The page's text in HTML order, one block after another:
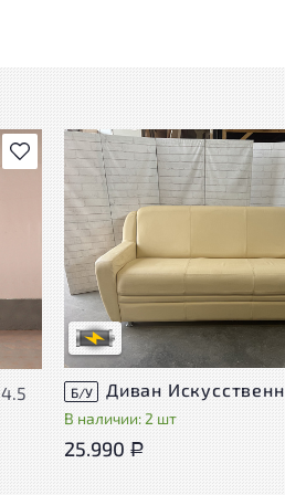
В избранное
4.5
Степень износа находится на
проверки. Вы можете уточнить
дополнительную информацию
сотрудников магазина
В обработке
Б/У
В наличии: 2 шт
25.990 Р